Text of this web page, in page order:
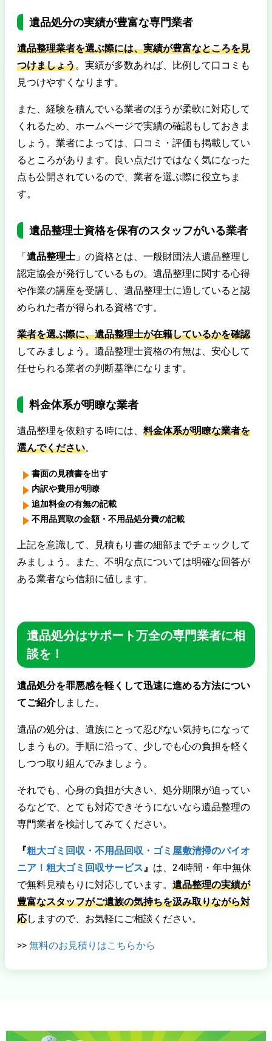
遺品処分の実績が豊富な専門業者
遺品整理業者を選ぶ際には、実績が豊富なところを見
つけましょう。実績が多数あれば、比例して口コミも
見つけやすくなります。
また、経験を積んでいる業者のほうが柔軟に対応して
くれるため、ホームページで実績の確認もしておきま
しょう。業者によっては、口コミ・評価も掲載してい
るところがあります。良い点だけではなく気になった
点も公開されているので、業者を選ぶ際に役立ちま
す。
遺品整理士資格を保有のスタッフがいる業者
「遺品整理士」の資格とは、一般財団法人遺品整理し
認定協会が発行しているもの。遺品整理に関する心得
や作業の講座を受講し、遺品整理士に適していると認
められた者が得られる資格です。
業者を選ぶ際に、遺品整理士が在籍しているかを確認
してみましょう。遺品整理士資格の有無は、安心して
任せられる業者の判断基準になります。
料金体系が明瞭な業者
遺品整理を依頼する時には、 料金体系が明瞭な業者を
選んでください。
書面の見積書を出す
内訳や費用が明瞭
追加料金の有無の記載
不用品買取の金額・不用品処分費の記載
上記を意識して、見積もり書の細部までチェックして
みましょう。また、不明な点については明確な回答が
ある業者なら信頼に値します。
遺品処分はサポート万全の専門業者に相
談を！
遺品処分を罪悪感を軽くして迅速に進める方法につい
てご紹介しました。
遺品の処分は、遺族にとって忍びない気持ちになって
しまうもの。手順に沿って、少しでも心の負担を軽く
しつつ取り組んでみましょう。
それでも、心身の負担が大きい、処分期限が迫ってい
るなどで、とても対応できそうにないなら遺品整理の
専門業者を検討してみてください。
『粗大ゴミ回収・不用品回収・ゴミ屋敷清掃のパイオ
ニア！粗大ゴミ回収サービス 』 は、24時間・年中無休
で無料見積もりに対応しています。 遺品整理の実績が
豊富なスタッフがご遺族の気持ちを汲み取りながら対
応しますので、お気軽にご相談ください。
>> 無料のお見積りはこちらから